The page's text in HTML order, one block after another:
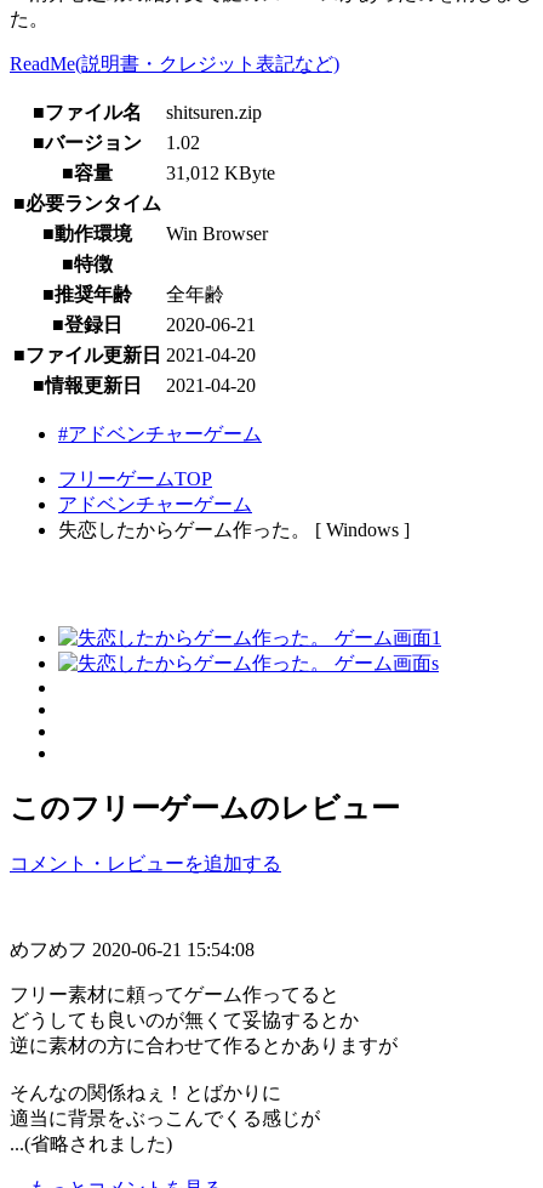
た。
ReadMe(説明書・クレジット表記など)
■ファイル名
shitsuren.zip
■バージョン
1.02
■容量
31,012 KByte
■必要ランタイム
■動作環境
Win Browser
■特徴
■推奨年齢
全年齢
■登録日
2020-06-21
■ファイル更新日 2021-04-20
■情報更新日
2021-04-20
#アドベンチャーゲーム
フリーゲームTOP
アドベンチャーゲーム
失恋したからゲーム作った。 [ Windows ]
このフリーゲームのレビュー
コメント・レビューを追加する
めフめフ 2020-06-21 15:54:08
フリー素材に頼ってゲーム作ってると
どうしても良いのが無くて妥協するとか
逆に素材の方に合わせて作るとかありますが
そんなの関係ねぇ！とばかりに
適当に背景をぶっこんでくる感じが
...(省略されました)